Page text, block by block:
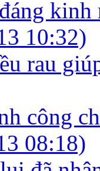
kinh
10:32)
rau
công
08:18)